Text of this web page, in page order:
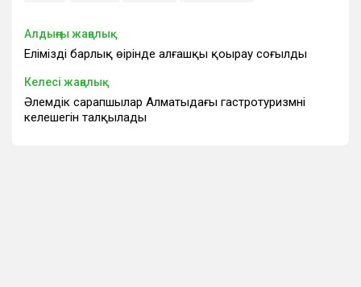
Алдыңғы жаңалық
Еліміздің барлық өңірінде алғашқы қоңырау соғылды
Келесі жаңалық
Әлемдік сарапшылар Алматыдағы гастротуризмнің
келешегін талқылады